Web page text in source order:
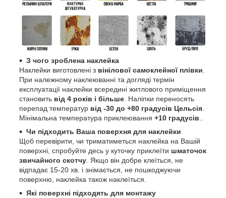
З чого зроблена наклейка
Наклейки виготовлені з вінілової самоклейної плівки.
При належному наклеюванні та догляді термін
експлуатації наклейки всередині житлового приміщення
становить від 4 років і більше. Наліпки переносять
перепад температур від -30 до +80 градусів Цельсія.
Мінімальна температура приклеювання +10 градусів..
Чи підходить Ваша поверхня для наклейки
Щоб перевірити, чи триматиметься наклейка на Вашій
поверхні, спробуйте десь у куточку приклеїти шматочок
звичайного скотчу. Якщо він добре клеїться, не
відпадає 15-20 хв. і знімається, не пошкоджуючи
поверхню, наклейка також наклеїться.
Які поверхні підходять для монтажу